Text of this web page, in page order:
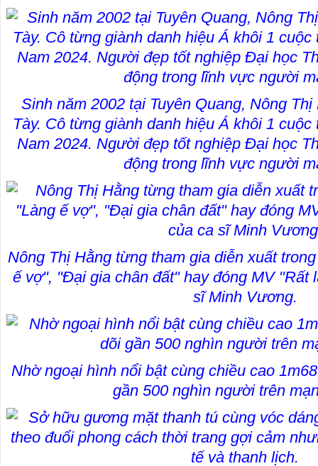
Sinh năm 2002 tại Tuyên Quang, Nông
Tày. Cô từng giành danh hiệu Á khôi 1
Nam 2024. Người đẹp tốt nghiệp Đại học
động trong lĩnh vực người
Nông Thị Hằng từng tham gia diễn xuất
ế vợ", "Đại gia chân đất" hay đóng MV "Rất
sĩ Minh Vương.
Nhờ ngoại hình nổi bật cùng chiều cao
gần 500 nghìn người trên